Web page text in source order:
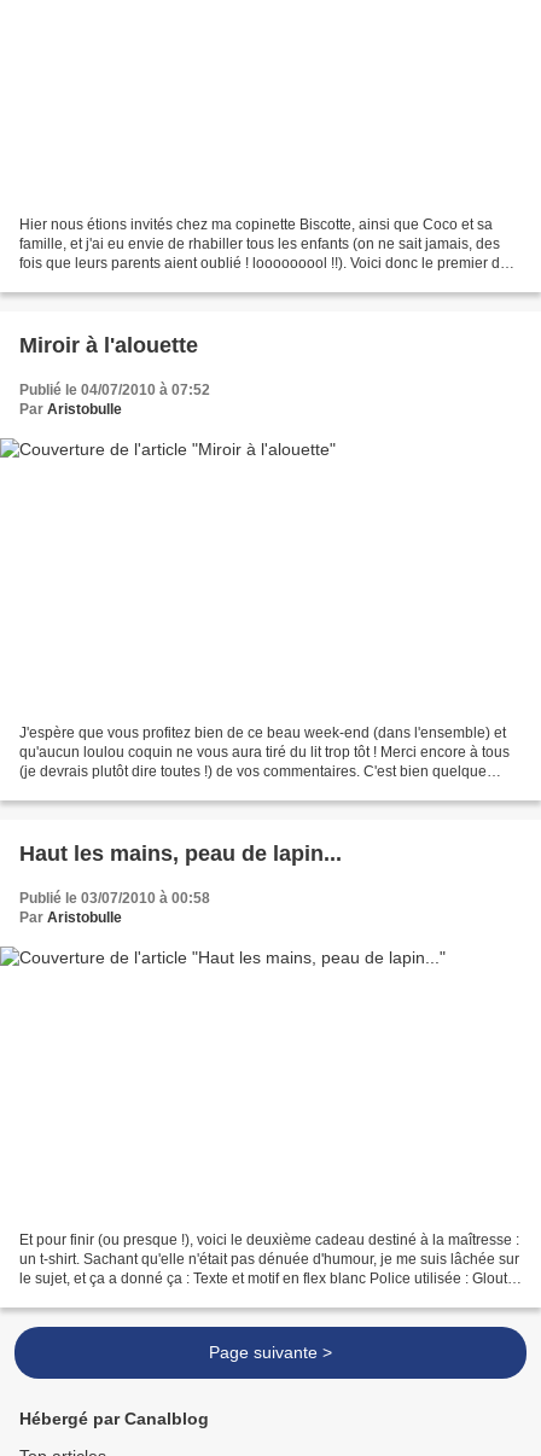
Hier nous étions invités chez ma copinette Biscotte, ainsi que Coco et sa
famille, et j'ai eu envie de rhabiller tous les enfants (on ne sait jamais, des
fois que leurs parents aient oublié ! looooooool !!). Voici donc le premier de
Miroir à l'alouette
Publié le 04/07/2010 à 07:52
Par Aristobulle
J'espère que vous profitez bien de ce beau week-end (dans l'ensemble) et
qu'aucun loulou coquin ne vous aura tiré du lit trop tôt ! Merci encore à tous
(je devrais plutôt dire toutes !) de vos commentaires. C'est bien quelque
Haut les mains, peau de lapin...
Publié le 03/07/2010 à 00:58
Par Aristobulle
Et pour finir (ou presque !), voici le deuxième cadeau destiné à la maîtresse :
un t-shirt. Sachant qu'elle n'était pas dénuée d'humour, je me suis lâchée sur
le sujet, et ça a donné ça : Texte et motif en flex blanc Police utilisée : Gloutix
Page suivante >
Hébergé par Canalblog